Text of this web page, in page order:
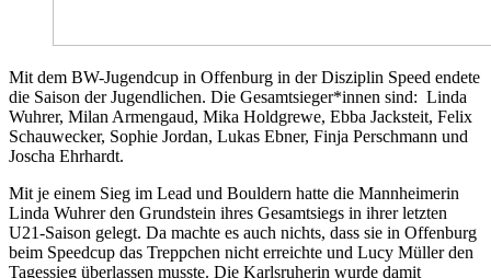
Mit dem BW-Jugendcup in Offenburg in der Disziplin Speed endete
die Saison der Jugendlichen. Die Gesamtsieger*innen sind: Linda
Wuhrer, Milan Armengaud, Mika Holdgrewe, Ebba Jacksteit, Felix
Schauwecker, Sophie Jordan, Lukas Ebner, Finja Perschmann und
Joscha Ehrhardt.
Mit je einem Sieg im Lead und Bouldern hatte die Mannheimerin
Linda Wuhrer den Grundstein ihres Gesamtsiegs in ihrer letzten
U21-Saison gelegt. Da machte es auch nichts, dass sie in Offenburg
beim Speedcup das Treppchen nicht erreichte und Lucy Müller den
Tagessieg überlassen musste. Die Karlsruherin wurde damit